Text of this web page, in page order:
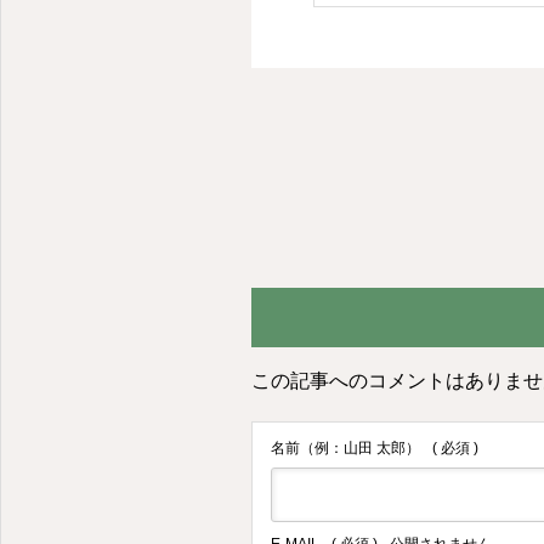
この記事へのコメントはありませ
名前（例：山田 太郎） ( 必須 )